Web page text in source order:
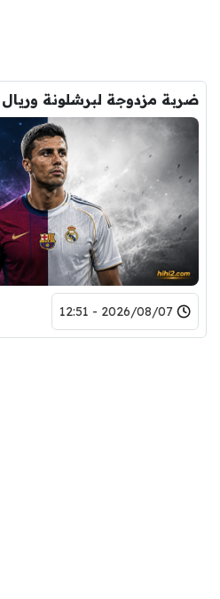
2026/08/07 - 12:51